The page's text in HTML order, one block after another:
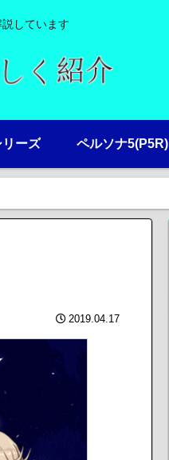
しています
ーズ ペルソナ5(P5R)
2019.04.17